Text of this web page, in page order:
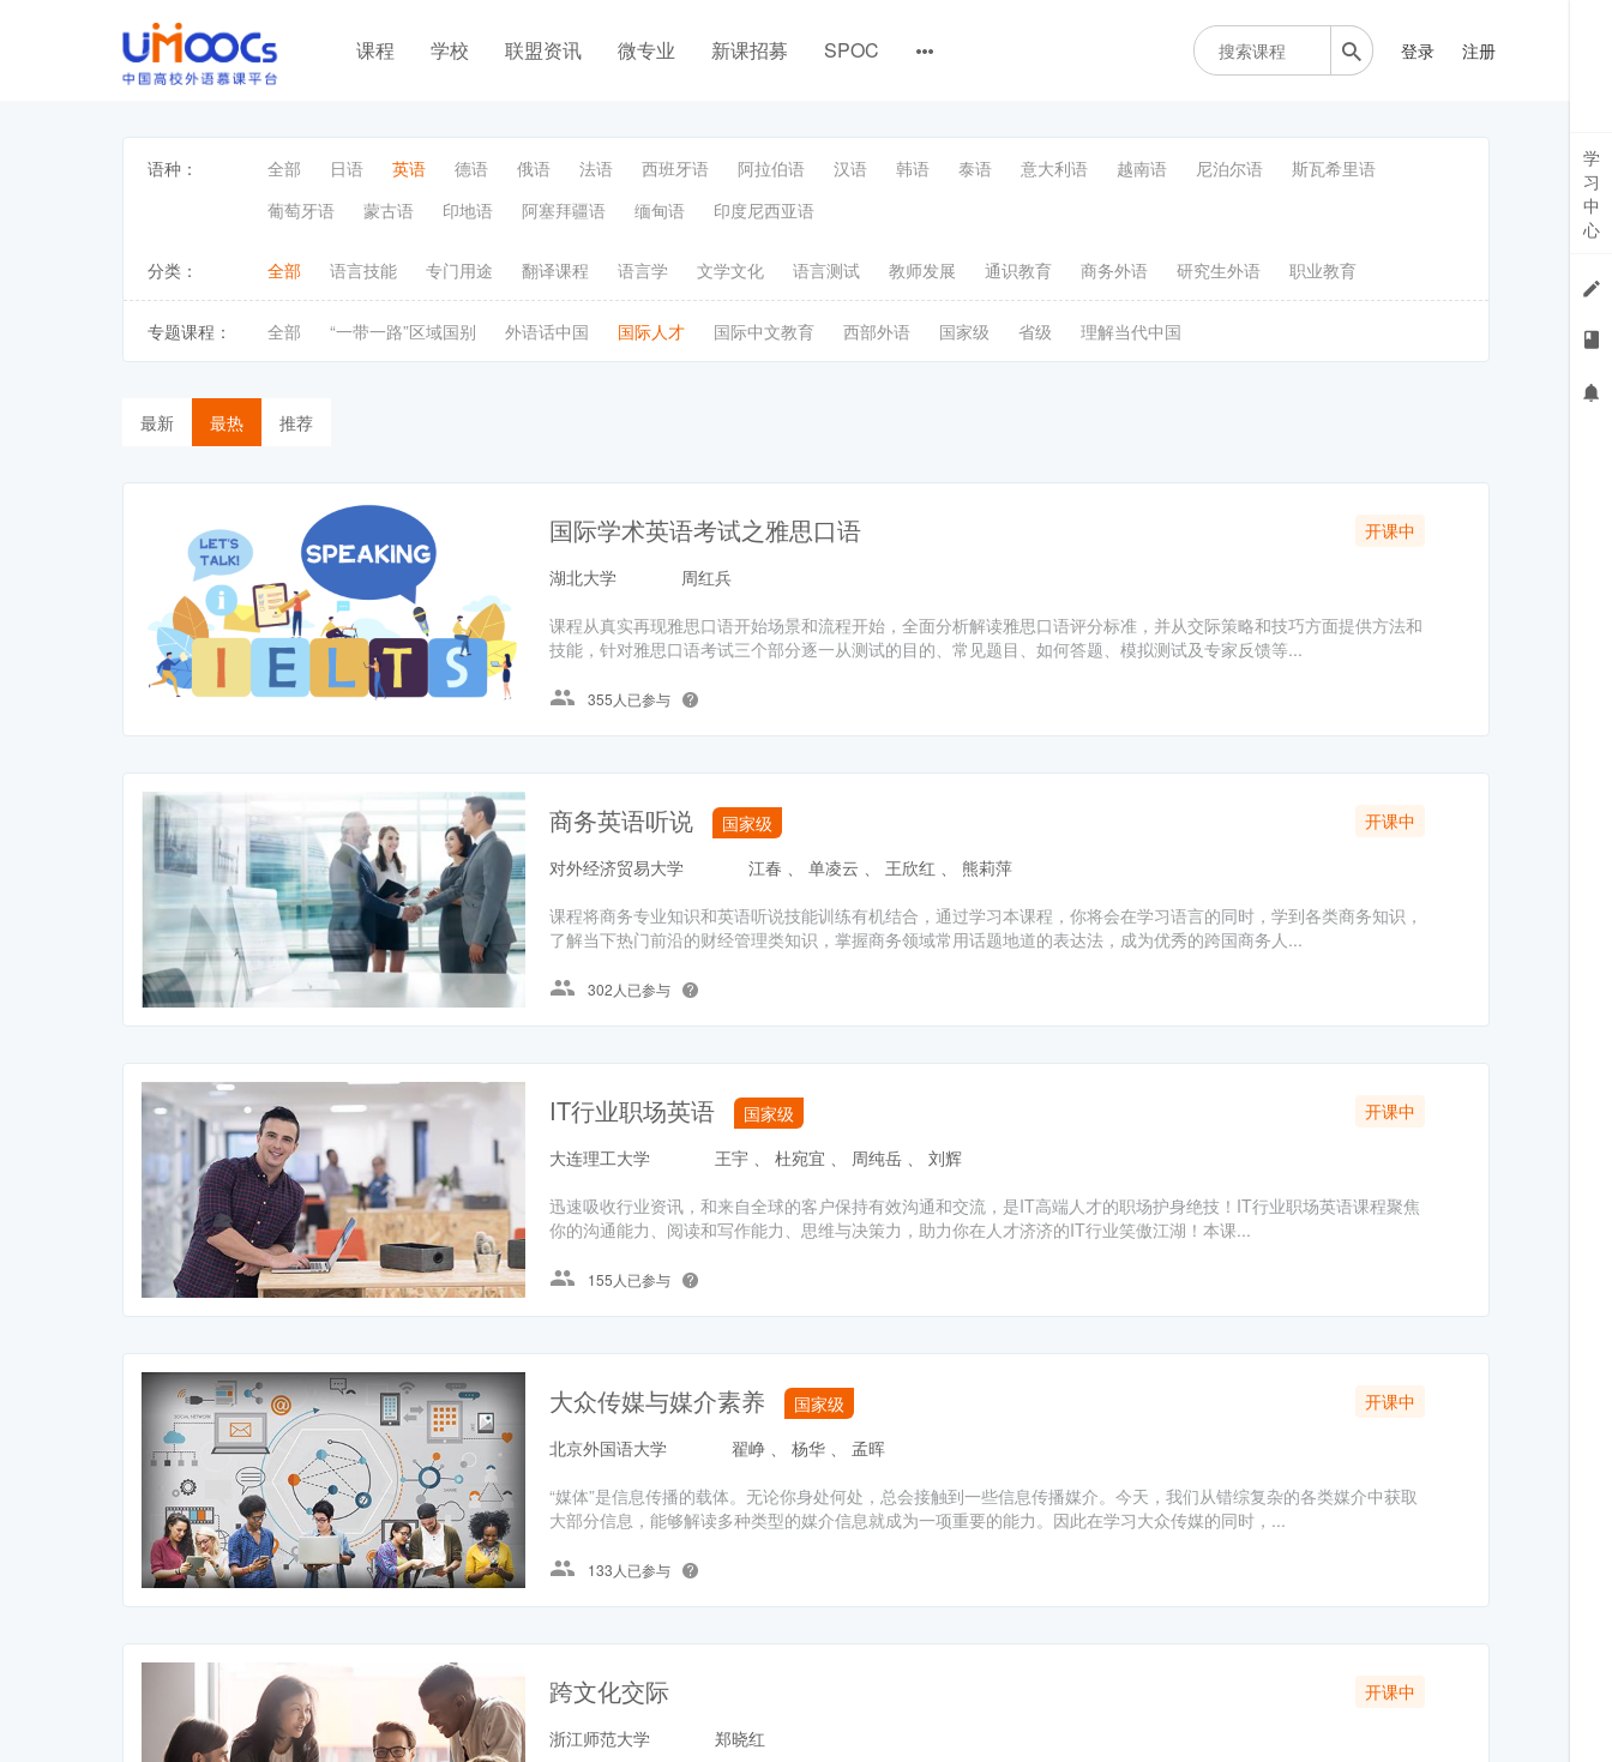
课程 学校 联盟资讯 微专业 新课招募 SPOC 登录 注册
语种： 全部 日语 英语 德语 俄语 法语 西班牙语 阿拉伯语 汉语 韩语 泰语 意大利语 越南语 尼泊尔语
斯瓦希里语
葡萄牙语
蒙古语 印地语 阿塞拜疆语 缅甸语 印度尼西亚语
分类： 全部 语言技能 专门用途 翻译课程 语言学 文学文化 语言测试 教师发展 通识教育 商务外语 研究生外语 职业教育
专题课程： 全部 “一带一路”区域国别 外语话中国 国际人才 国际中文教育 西部外语 国家级 省级 理解当代中国
最新 最热 推荐
国际学术英语考试之雅思口语
开课中
湖北大学
周红兵
课程从真实再现雅思口语开始场景和流程开始，全面分析解读雅思口语评分标准，并从交际策略和技巧方面提供方法和
技能，针对雅思口语考试三个部分逐一从测试的目的、常见题目、如何答题、模拟测试及专家反馈等...
355人已参与
商务英语听说 国家级
开课中
对外经济贸易大学
江春 、 单凌云 、 王欣红 、 熊莉萍
课程将商务专业知识和英语听说技能训练有机结合，通过学习本课程，你将会在学习语言的同时，学到各类商务知识，
了解当下热门前沿的财经管理类知识，掌握商务领域常用话题地道的表达法，成为优秀的跨国商务人...
302人已参与
IT行业职场英语 国家级
开课中
大连理工大学
王宇 、 杜宛宜 、 周纯岳 、 刘辉
迅速吸收行业资讯，和来自全球的客户保持有效沟通和交流，是IT高端人才的职场护身绝技！IT行业职场英语课程聚焦
你的沟通能力、阅读和写作能力、思维与决策力，助力你在人才济济的IT行业笑傲江湖！本课...
155人已参与
大众传媒与媒介素养 国家级
开课中
北京外国语大学
翟峥 、 杨华 、 孟晖
“媒体”是信息传播的载体。无论你身处何处，总会接触到一些信息传播媒介。今天，我们从错综复杂的各类媒介中获取
大部分信息，能够解读多种类型的媒介信息就成为一项重要的能力。因此在学习大众传媒的同时，...
133人已参与
跨文化交际
开课中
浙江师范大学
郑晓红
学
习
中
心